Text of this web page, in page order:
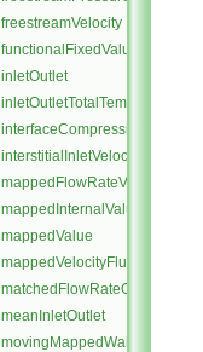
freestreamVelocity
functionalFixedValue
inletOutlet
inletOutletTotalTemperature
interfaceCompression
interstitialInletVelocity
mappedFlowRateVelocity
mappedInternalValue
mappedValue
mappedVelocityFlux
matchedFlowRateOutletVelocity
meanInletOutlet
movingMappedWallVelocity